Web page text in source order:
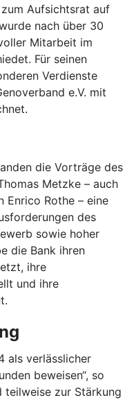
Aufsichtsrat auf
nach über 30
Mitarbeit im
Für seinen
Verdienste
e.V. mit
die Vorträge des
Metzke – auch
Enrico Rothe – eine
des
sowie hoher
die Bank ihren
ihre
und ihre
als verlässlicher
beweisen“, so
teilweise zur Stärkung